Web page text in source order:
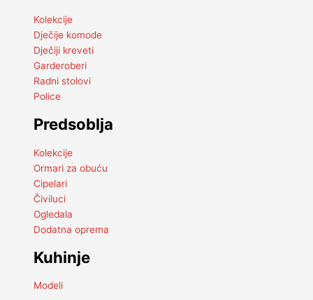
Kolekcije
Dječije komode
Dječiji kreveti
Garderoberi
Radni stolovi
Police
Predsoblja
Kolekcije
Ormari za obuću
Cipelari
Čiviluci
Ogledala
Dodatna oprema
Kuhinje
Modeli